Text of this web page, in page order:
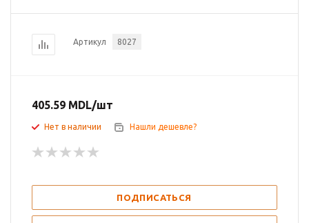
Артикул 8027
405.59 MDL/шт
Нет в наличии Нашли дешевле?
ПОДПИСАТЬСЯ